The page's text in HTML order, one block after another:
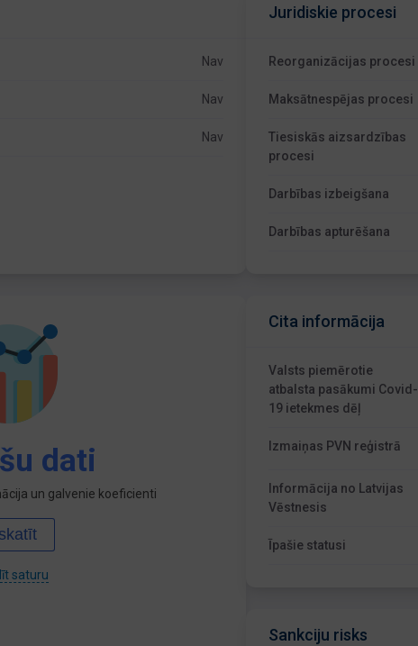
Nav
Nav
Nav
Juridiskie procesi
Reorganizācijas procesi
Maksātnespējas procesi
Tiesiskās aizsardzības
procesi
Darbības izbeigšana
Darbības apturēšana
dati
un galvenie koeficienti
saturu
Cita informācija
Valsts piemērotie
atbalsta pasākumi Covid-
19 ietekmes dēļ
Izmaiņas PVN reģistrā
Informācija no Latvijas
Vēstnesis
Īpašie statusi
Sankciju risks